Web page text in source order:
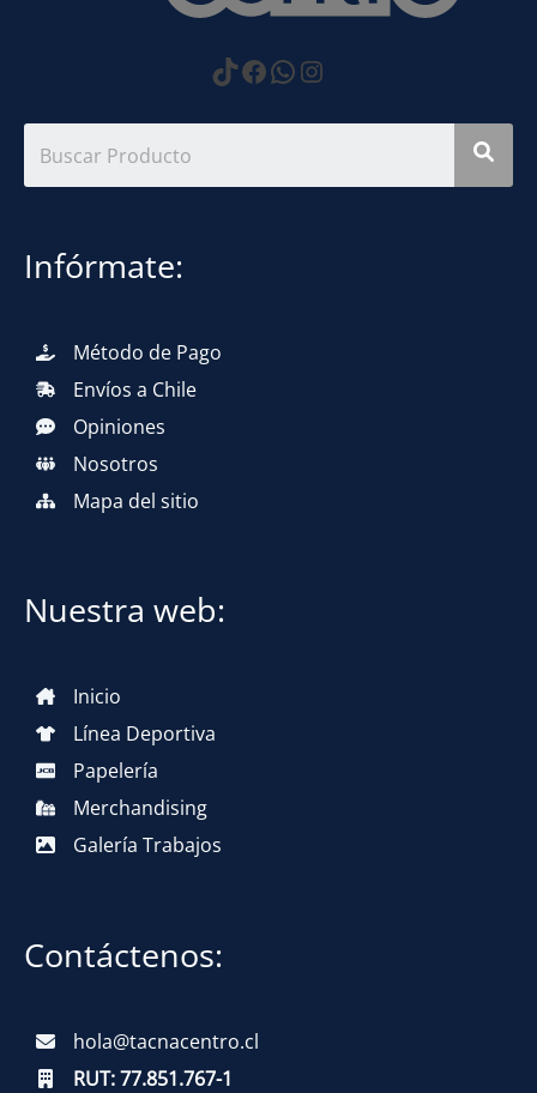
https://
Facebook
WhatsApp
Instagram
Infórmate:
Método de Pago
Envíos a Chile
Opiniones
Nosotros
Mapa del sitio
Nuestra web:
Inicio
Línea Deportiva
Papelería
Merchandising
Galería Trabajos
Contáctenos:
hola@tacnacentro.cl
RUT:77.851.767-1